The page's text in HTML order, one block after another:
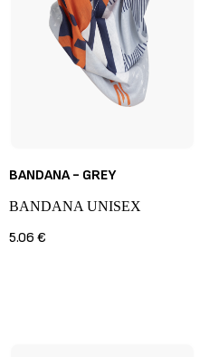
BANDANA - GREY
BANDANA UNISEX
5.06 €